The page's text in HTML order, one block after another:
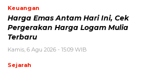
Merdeka, Persiapan dan Rangkaian
Peringatan Kemerdekaan 2026
Kamis, 6 Agu 2026 - 15:01 WIB
POPULER